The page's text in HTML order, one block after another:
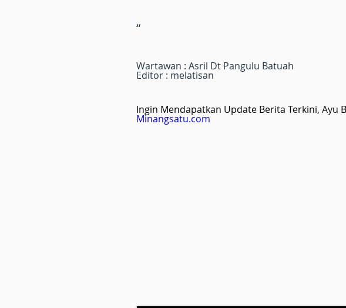
“
Wartawan : Asril Dt Pangulu Batuah
Editor : melatisan
Ingin Mendapatkan Update Berita Terkini, Ayu
Minangsatu.com